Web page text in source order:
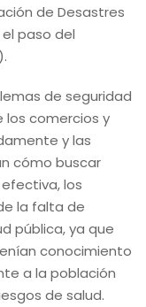
de Desastres
paso del
de seguridad
los comercios y
y las
cómo buscar
los
la falta de
pública, ya que
conocimiento
a la población
de salud.